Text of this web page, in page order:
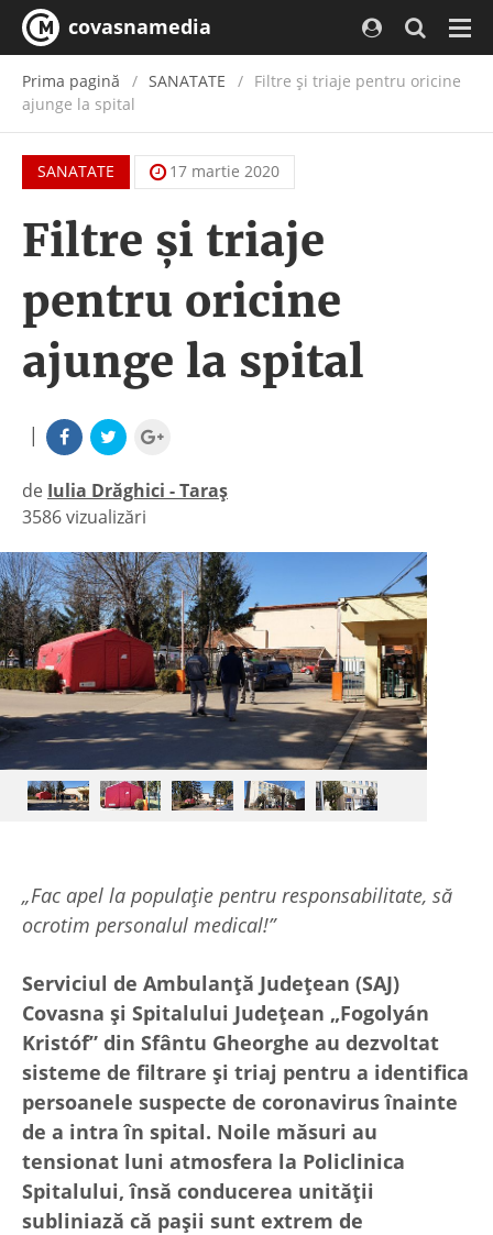
covasnamedia
Prima pagină SANATATE
Filtre și triaje pentru oricine
ajunge la spital
SANATATE 17 martie 2020
Filtre și triaje
pentru oricine
ajunge la spital
|
de Iulia Drăghici - Taraș
|
3586 vizualizări
„Fac apel la populație pentru responsabilitate, să
ocrotim personalul medical!”
Serviciul de Ambulanță Județean (SAJ)
Covasna și Spitalului Județean „Fogolyán
Kristóf” din Sfântu Gheorghe au dezvoltat
sisteme de filtrare și triaj pentru a identifica
persoanele suspecte de coronavirus înainte
de a intra în spital. Noile măsuri au
tensionat luni atmosfera la Policlinica
Spitalului, însă conducerea unității
subliniază că pașii sunt extrem de